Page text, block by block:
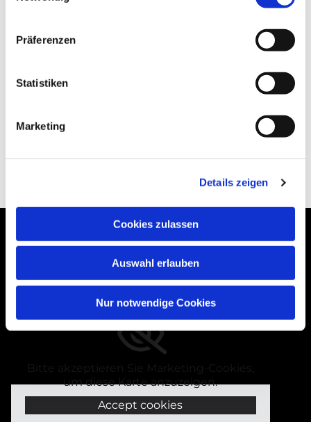
Präferenzen
Statistiken
Marketing
Details zeigen
Cookies zulassen
Auswahl erlauben
Nur notwendige Cookies
Bogenstraße 4A
99089 Erfurt, Thüringen
Bitte akzeptieren Sie Marketing-Cookies,
um diese Karte anzuzeigen.
Accept cookies